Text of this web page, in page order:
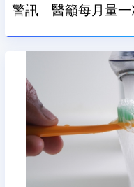
警訊 醫籲每月量一